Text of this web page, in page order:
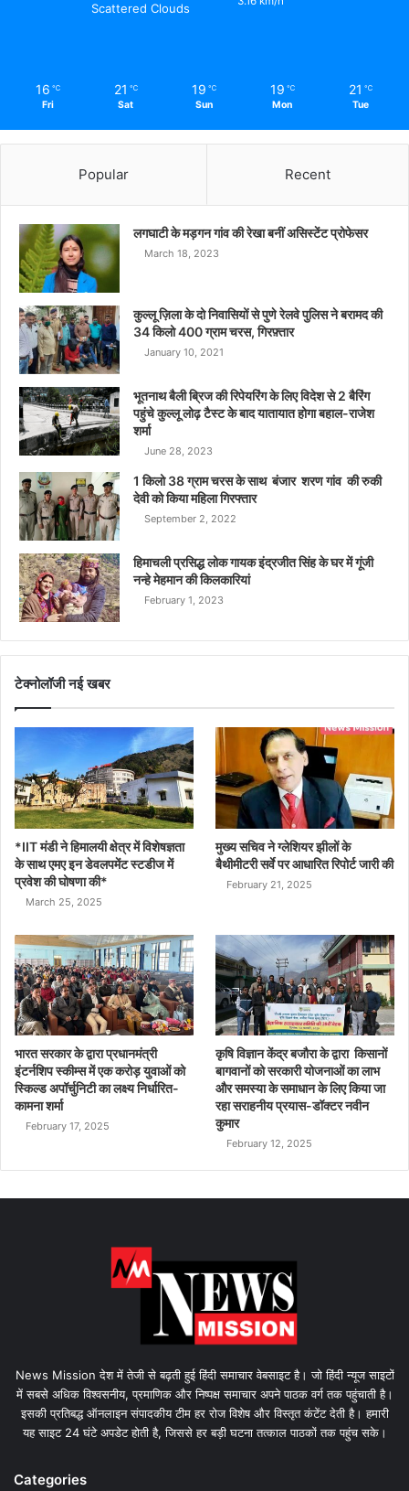
Scattered Clouds
16 ℃
Fri
21 ℃
Sat
19 ℃
Sun
19 ℃
Mon
21 ℃
Tue
Popular Recent
लगघाटी के मड़गन गांव की रेखा बनीं असिस्टेंट प्रोफेसर
March 18, 2023
कुल्लू ज़िला के दो निवासियों से पुणे रेलवे पुलिस ने बरामद की
34 किलो 400 ग्राम चरस, गिरफ़्तार
January 10, 2021
भूतनाथ बैली ब्रिज की रिपेयरिंग के लिए विदेश से 2 बैरिंग
पहुंचे कुल्लू लोढ़ टैस्ट के बाद यातायात होगा बहाल-राजेश
शर्मा
June 28, 2023
1 किलो 38 ग्राम चरस के साथ बंजार शरण गांव की रुकी
देवी को किया महिला गिरफ्तार
September 2, 2022
हिमाचली प्रसिद्ध लोक गायक इंद्रजीत सिंह के घर में गूंजी
नन्हे मेहमान की किलकारियां
February 1, 2023
टेक्नोलॉजी नई खबर
*IIT मंडी ने हिमालयी क्षेत्र में विशेषज्ञता
के साथ एमए इन डेवलपमेंट स्टडीज में
प्रवेश की घोषणा की*
March 25, 2025
मुख्य सचिव ने ग्लेशियर झीलों के
बैथीमीटरी सर्वे पर आधारित रिपोर्ट जारी की
February 21, 2025
भारत सरकार के द्वारा प्रधानमंत्री
इंटर्नशिप स्कीम्स में एक करोड़ युवाओं को
स्किल्ड अपॉर्चुनिटी का लक्ष्य निर्धारित-
कामना शर्मा
February 17, 2025
कृषि विज्ञान केंद्र बजौरा के द्वारा किसानों
बागवानों को सरकारी योजनाओं का लाभ
और समस्या के समाधान के लिए किया जा
रहा सराहनीय प्रयास-डॉक्टर नवीन
कुमार
February 12, 2025
News Mission देश में तेजी से बढ़ती हुई हिंदी समाचार वेबसाइट है। जो हिंदी न्यूज साइटों
में सबसे अधिक विश्वसनीय, प्रमाणिक और निष्पक्ष समाचार अपने पाठक वर्ग तक पहुंचाती है।
इसकी प्रतिबद्ध ऑनलाइन संपादकीय टीम हर रोज विशेष और विस्तृत कंटेंट देती है। हमारी
यह साइट 24 घंटे अपडेट होती है, जिससे हर बड़ी घटना तत्काल पाठकों तक पहुंच सके।
Categories